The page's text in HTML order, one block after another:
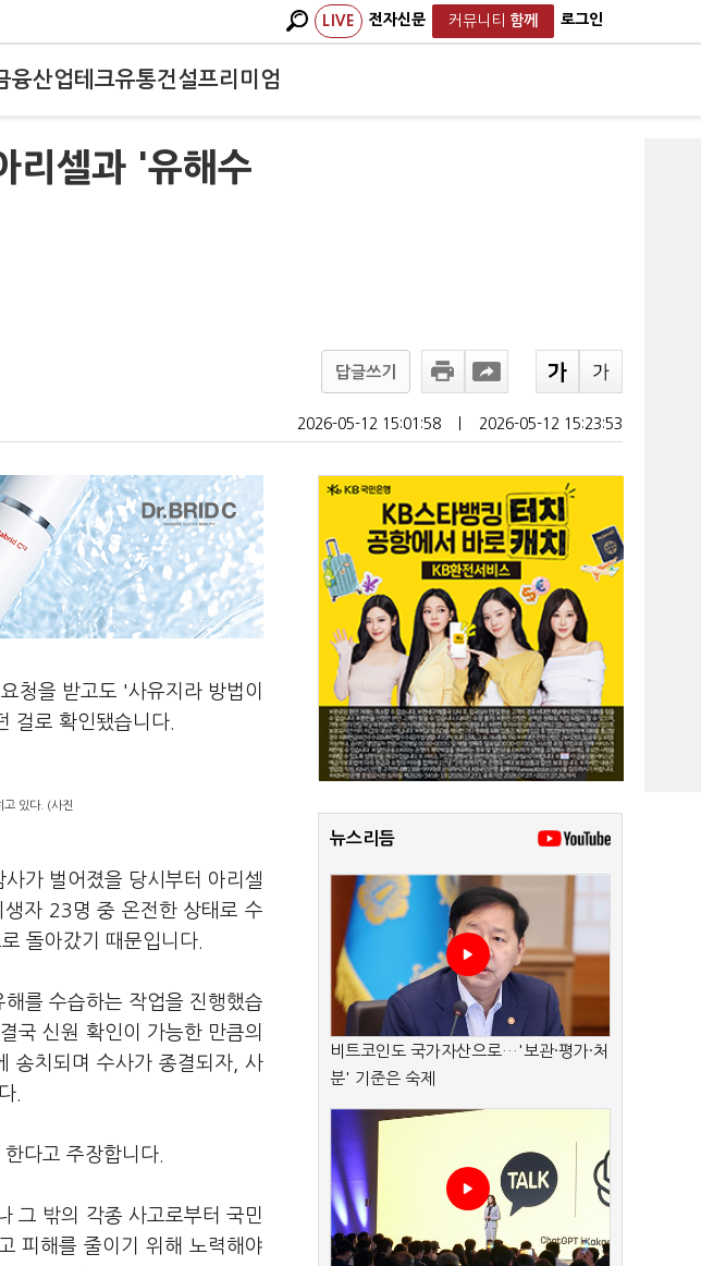
LIVE 전자신문 커뮤니티 함께 로그인
융산업테크유통건설프리미엄
리셀과 '유해수
답글쓰기
2026-05-12 15:01:58 2026-05-12 15:23:53
청을 받고도 '사유지라 방법이
걸로 확인됐습니다.
고 있다. (사진
가 벌어졌을 당시부터 아리셀
자 23명 중 온전한 상태로 수
돌아갔기 때문입니다.
를 수습하는 작업을 진행했습
국 신원 확인이 가능한 만큼의
송치되며 수사가 종결되자, 사
.
다고 주장합니다.
그 밖의 각종 사고로부터 국민
피해를 줄이기 위해 노력해야
뉴스리듬
비트코인도 국가자산으로…'보관·평가·처
분' 기준은 숙제